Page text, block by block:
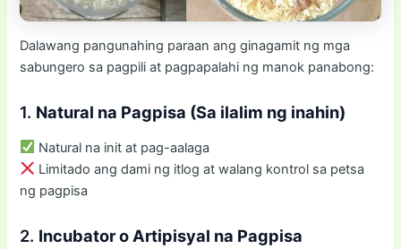
Dalawang pangunahing paraan ang ginagamit ng mga
sabungero sa pagpili at pagpapalahi ng manok panabong:
1. Natural na Pagpisa (Sa ilalim ng inahin)
Natural na init at pag-aalaga
Limitado ang dami ng itlog at walang kontrol sa petsa
ng pagpisa
2. Incubator o Artipisyal na Pagpisa